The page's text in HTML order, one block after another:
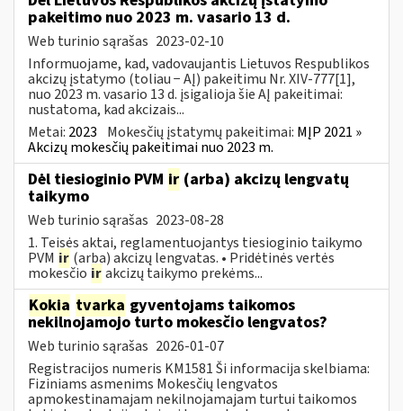
pakeitimo nuo 2023 m. vasario 13 d.
Web turinio sąrašas 2023-02-10
Informuojame, kad, vadovaujantis Lietuvos Respublikos
akcizų įstatymo (toliau − AĮ) pakeitimu Nr. XIV-777[1],
nuo 2023 m. vasario 13 d. įsigalioja šie AĮ pakeitimai:
nustatoma, kad akcizais...
Metai: 2023 Mokesčių įstatymų pakeitimai: MĮP 2021 »
Akcizų mokesčių pakeitimai nuo 2023 m.
Dėl tiesioginio PVM ir (arba) akcizų lengvatų
taikymo
Web turinio sąrašas 2023-08-28
1. Teisės aktai, reglamentuojantys tiesioginio taikymo
PVM ir (arba) akcizų lengvatas. • Pridėtinės vertės
mokesčio irakcizų taikymo prekėms...
Kokia tvarka gyventojams taikomos
nekilnojamojo turto mokesčio lengvatos?
Web turinio sąrašas 2026-01-07
Registracijos numeris KM1581 Ši informacija skelbiama:
Fiziniams asmenims Mokesčių lengvatos
apmokestinamajam nekilnojamajam turtui taikomos